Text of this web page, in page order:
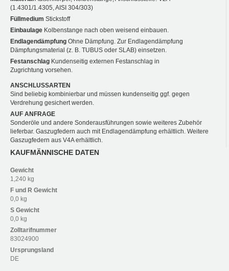
(1.4301/1.4305, AISI 304/303)
Füllmedium Stickstoff
Einbaulage Kolbenstange nach oben weisend einbauen.
Endlagendämpfung Ohne Dämpfung. Zur Endlagendämpfung
Dämpfungsmaterial (z. B. TUBUS oder SLAB) einsetzen.
Festanschlag Kundenseitig externen Festanschlag in
Zugrichtung vorsehen.
ANSCHLUSSARTEN
Sind beliebig kombinierbar und müssen kundenseitig ggf. gegen
Verdrehung gesichert werden.
AUF ANFRAGE
Sonderöle und andere Sonderausführungen sowie weiteres Zubehör
lieferbar. Gaszugfedern auch mit Endlagendämpfung erhältlich. Weitere
Gaszugfedern aus V4A erhältlich.
KAUFMÄNNISCHE DATEN
Gewicht
1,240 kg
F und R Gewicht
0,0 kg
S Gewicht
0,0 kg
Zolltarifnummer
83024900
Ursprungsland
DE